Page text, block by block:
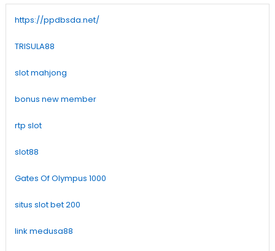
https://ppdbsda.net/
TRISULA88
slot mahjong
bonus new member
rtp slot
slot88
Gates Of Olympus 1000
situs slot bet 200
link medusa88